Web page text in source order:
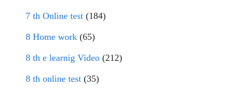
7 th Online test (184)
8 Home work (65)
8 th e learnig Video (212)
8 th online test (35)